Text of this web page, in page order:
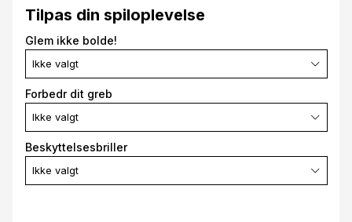
Tilpas din spiloplevelse
Glem ikke bolde!
Ikke valgt
Forbedr dit greb
Ikke valgt
Beskyttelsesbriller
Ikke valgt